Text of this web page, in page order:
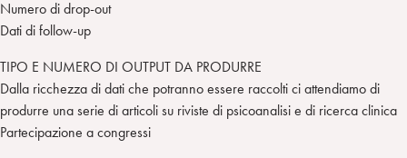
Numero di drop-out
Dati di follow-up
TIPO E NUMERO DI OUTPUT DA PRODURRE
Dalla ricchezza di dati che potranno essere raccolti ci attendiamo di
produrre una serie di articoli su riviste di psicoanalisi e di ricerca clinica
Partecipazione a congressi